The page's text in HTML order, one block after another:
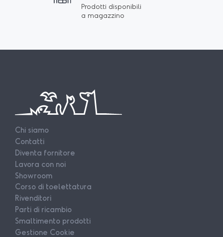
Prodotti disponibili
a magazzino
Chi siamo
Contatti
Diventa fornitore
Lavora con noi
Showroom
Corso di toelettatura
Rivenditori
Parti di ricambio
Smaltimento prodotti
Gestione Cookie